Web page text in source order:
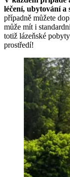
léčení, ubytování
případně můžete
může mít i
totiž lázeňské
prostředí!